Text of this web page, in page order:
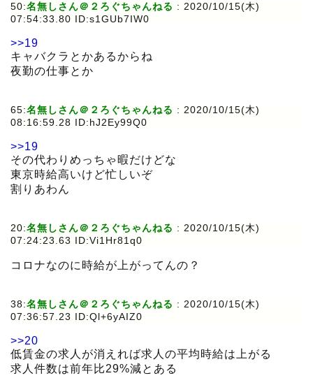
50:名無しさん＠２ろぐちゃんねる : 2020/10/15(木)
07:54:33.80 ID:s1GUb7IW0
>>19
キャバクラとかあるからね
夜勤の仕事とか
65:名無しさん＠２ろぐちゃんねる : 2020/10/15(木)
08:16:59.28 ID:hJ2Ey99Q0
>>19
その代わりめっちゃ暇だけどな
東京時給高いけど忙しいぞ
割りあわん
20:名無しさん＠２ろぐちゃんねる : 2020/10/15(木)
07:24:23.63 ID:Vi1Hr81q0
コロナなのに時給が上がってんの？
38:名無しさん＠２ろぐちゃんねる : 2020/10/15(木)
07:36:57.23 ID:Ql+6yAIZ0
>>20
低賃金の求人が消えれば求人の平均時給は上がる
求人件数は前年比29%減とある